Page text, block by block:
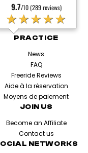
9.7/10 (289 reviews)
★★★★★
PRACTICE
News
FAQ
Freeride Reviews
Aide à la réservation
Moyens de paiement
JOIN US
Become an Affiliate
Contact us
NETWORKS